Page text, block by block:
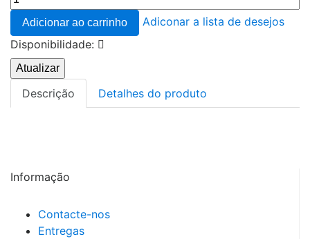
Adicionar ao carrinho
Adiconar a lista de desejos
Disponibilidade:
Descrição
Detalhes do produto
Informação
Contacte-nos
Entregas